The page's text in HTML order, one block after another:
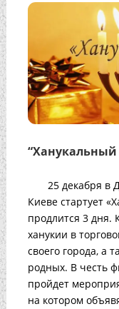
25 декабря в
Киеве стартует
продлится 3 дня.
ханукии в
своего города, а
родных. В честь
пройдет
на котором